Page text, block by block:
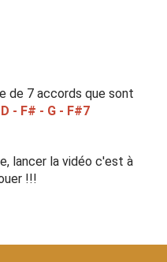
de 7 accords que sont
- F# - G - F#7
lancer la vidéo c'est à
!!!